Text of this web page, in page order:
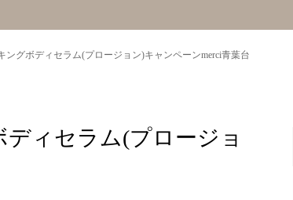
ングボディセラム(プロージョン)キャンペーンmerci青葉台
ィセラム(プロージョ